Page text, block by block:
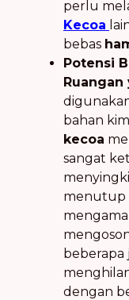
perlu
Kecoa
bebas
Potensi
Ruangan
bahan
kecoa
sangat
menutup
beberapa
dengan